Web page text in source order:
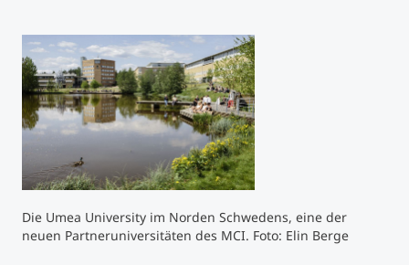
Technische Weiterbildung
Maßgeschneiderte Programme
Studienberatung
Die Umea University im Norden Schwedens, eine der
neuen Partneruniversitäten des MCI. Foto: Elin Berge